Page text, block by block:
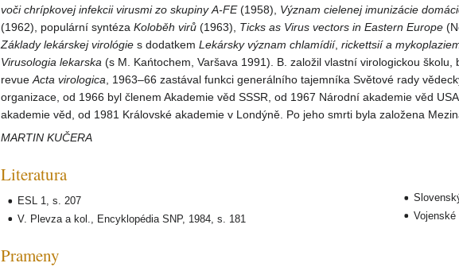
voči chrípkovej infekcii virusmi zo skupiny A-FE(1958), Význam cielenej imunizácie
(1962), populární syntéza Koloběh virů (1963), Ticks as Virus vectors in Eastern Europe
Základy lekárskej virológie s dodatkem Lekársky význam chlamídií, rickettsií a
Virusologia lekarska (s M. Kańtochem, Varšava 1991). B. založil vlastní virologickou
revue Acta virologica , 1963–66 zastával funkci generálního tajemníka Světové rady
organizace, od 1966 byl členem Akademie věd SSSR, od 1967 Národní akademie věd
akademie věd, od 1981 Královské akademie v Londýně. Po jeho smrti byla založena
MARTIN KUČERA
Literatura
ESL 1, s. 207
V. Plevza a kol., Encyklopédia SNP, 1984, s. 181
Vojenské
Prameny